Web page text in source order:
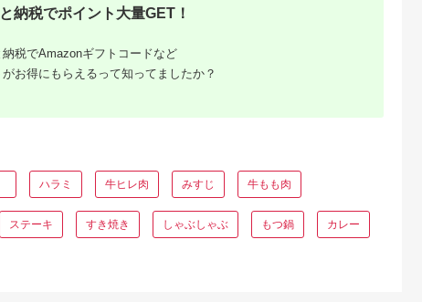
ふるさと
グ｜高
ンル別
納税でポイント大量GET！
税でAmazonギフトコードなど
お得にもらえるって知ってましたか？
ハラミ 牛ヒレ肉 みすじ 牛もも肉
ステーキ すき焼き しゃぶしゃぶ もつ鍋 カレー